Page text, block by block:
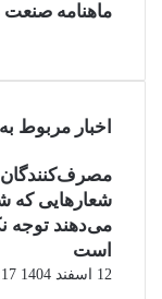
ماهنامه
اخبار مربوط
مصرف‌کنندگان
شعارهایی که
می‌دهند توجه
است
12 اسفند 1404 15:17